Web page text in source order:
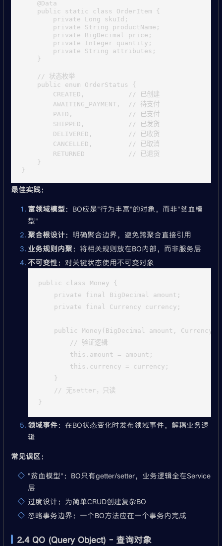
    @Data
    public static class OrderItem {
        private Long skuId;
        private String productName;
        private BigDecimal price;
        private Integer quantity;
        private String attributes;
    }
    // 状态枚举
    public enum OrderStatus {
        CREATED,           // 已创建
        AWAITING_PAYMENT,  // 待支付
        PAID,              // 已支付
        SHIPPED,           // 已发货
        DELIVERED,         // 已收货
        CANCELLED,         // 已取消
        RETURNED           // 已退货
    }
最佳实践：
富领域模型 ：BO应是"行为丰富"的对象，而非"贫血模
型"
聚合根设计：明确聚合边界，避免跨聚合直接引用
业务规则内聚：将相关规则放在BO内部，而非服务层
不可变性 ：对关键状态使用不可变对象
public class Money {
    private final BigDecimal amount;
    private final Currency currency;
public Money(BigDecimal amount, Currency
        // 验证逻辑
        this.amount = amount;
        this.currency = currency;
    }
    // 无setter，只读
领域事件：在BO状态变化时发布领域事件，解耦业务逻
辑
常见误区 ：
"贫血模型"：BO只有getter/setter，业务逻辑全在Service
层
过度设计：为简单CRUD创建复杂BO
忽略事务边界：一个BO方法应在一个事务内完成
2.4 QO (Query Object) - 查询对象